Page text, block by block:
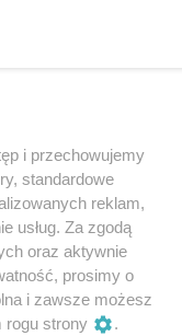
i przechowujemy
standardowe
reklam,
usług. Za zgodą
oraz aktywnie
prosimy o
i zawsze możesz
rogu strony
.